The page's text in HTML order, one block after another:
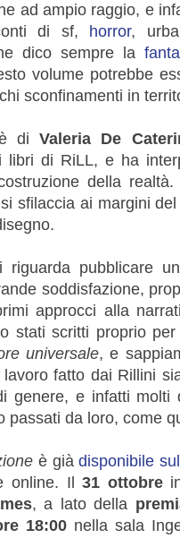
ad ampio raggio, e
di sf, horror,
dico sempre la
volume potrebbe
sconfinamenti in
è diValeria De
libri di RiLL, e ha
della
sfilaccia ai margini
riguarda pubblicare
soddisfazione,
approcci alla
stati scritti proprio
universale, e
fatto dai Rillini
genere, e infatti molti
passati da loro, come
è giàdisponibile
online. Il31 ottobre
, a lato della
18:00nella sala